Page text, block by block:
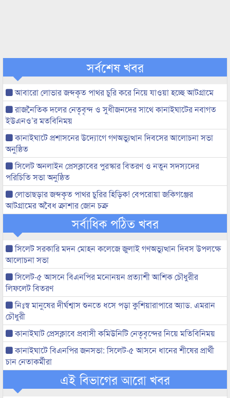
সর্বশেষ খবর
আবারো লোভার জব্দকৃত পাথর চুরি করে নিয়ে যাওয়া হচ্ছে আটগ্রামে
রাজনৈতিক দলের নেতৃবৃন্দ ও সুধীজনদের সাথে কানাইঘাটের নবাগত
ইউএনও’র মতবিনিময়
কানাইঘাটে প্রশাসনের উদ্যোগে গণঅভ্যুত্থান দিবসের আলোচনা সভা
অনুষ্ঠিত
সিলেট অনলাইন প্রেসক্লাবের পুরস্কার বিতরণ ও নতুন সদস্যদের
পরিচিতি সভা অনুষ্ঠিত
লোভাছড়ার জব্দকৃত পাথর চুরির হিড়িক! বেপরোয়া জকিগঞ্জের
আটগ্রামের অবৈধ ক্রাশার জোন চক্র
সর্বাধিক পঠিত খবর
সিলেট সরকারি মদন মোহন কলেজে জুলাই গণঅভ্যুত্থান দিবস উপলক্ষে
আলোচনা সভা
সিলেট-৫ আসনে বিএনপির মনোনয়ন প্রত্যাশী আশিক চৌধুরীর
লিফলেট বিতরণ
নিঃস্ব মানুষের দীর্ঘশ্বাস শুনতে ধসে পড়া কুশিয়ারাপারে অ্যাড. এমরান
চৌধুরী
কানাইঘাট প্রেসক্লাবে প্রবাসী কমিউনিটি নেতৃবৃন্দের নিয়ে মতিবিনিময়
কানাইঘাটে বিএনপির জনসভা: সিলেট-৫ আসনে ধানের শীষের প্রার্থী
চান নেতাকর্মীরা
এই বিভাগের আরো খবর